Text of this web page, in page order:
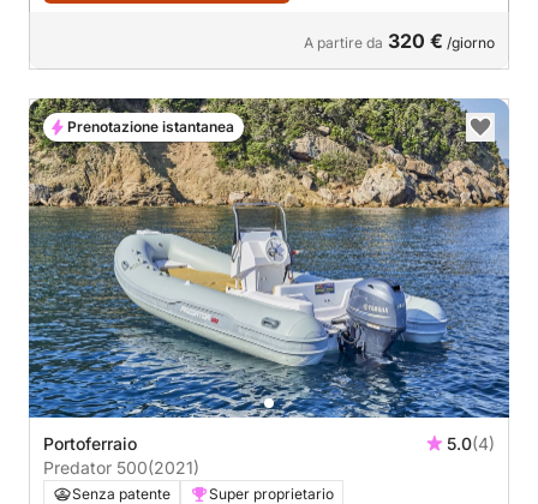
A partire da 320 € /giorno
Portoferraio 5.0(4)
Predator 500(2021)
Senza patente
Super proprietario
Prenotazione istantanea